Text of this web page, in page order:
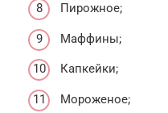
Пирожное;
Маффины;
Капкейки;
Мороженое;